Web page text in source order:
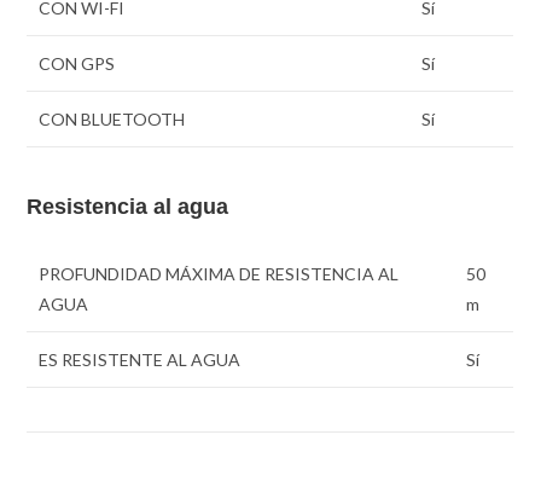
CON WI-FI Sí
CON GPS Sí
CON BLUETOOTH Sí
Resistencia al agua
PROFUNDIDAD MÁXIMA DE RESISTENCIA AL
AGUA
50
m
ES RESISTENTE AL AGUA Sí